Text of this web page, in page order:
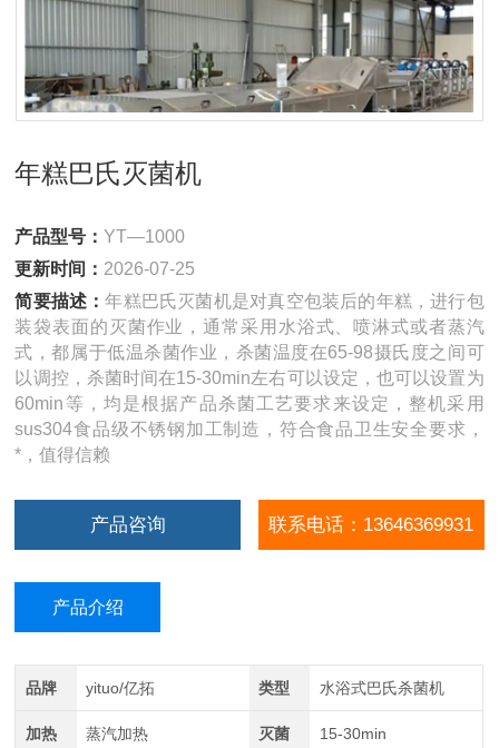
年糕巴氏灭菌机
产品型号：YT—1000
更新时间： 2026-07-25
简要描述：年糕巴氏灭菌机是对真空包装后的年糕，进行包
装袋表面的灭菌作业，通常采用水浴式、喷淋式或者蒸汽
式，都属于低温杀菌作业，杀菌温度在65-98摄氏度之间可
以调控，杀菌时间在15-30min左右可以设定，也可以设置为
60min等，均是根据产品杀菌工艺要求来设定，整机采用
sus304食品级不锈钢加工制造，符合食品卫生安全要求，
*，值得信赖
产品咨询 联系电话：13646369931
产品介绍
品牌 yituo/亿拓 类型 水浴式巴氏杀菌机
加热
蒸汽加热
灭菌
15-30min